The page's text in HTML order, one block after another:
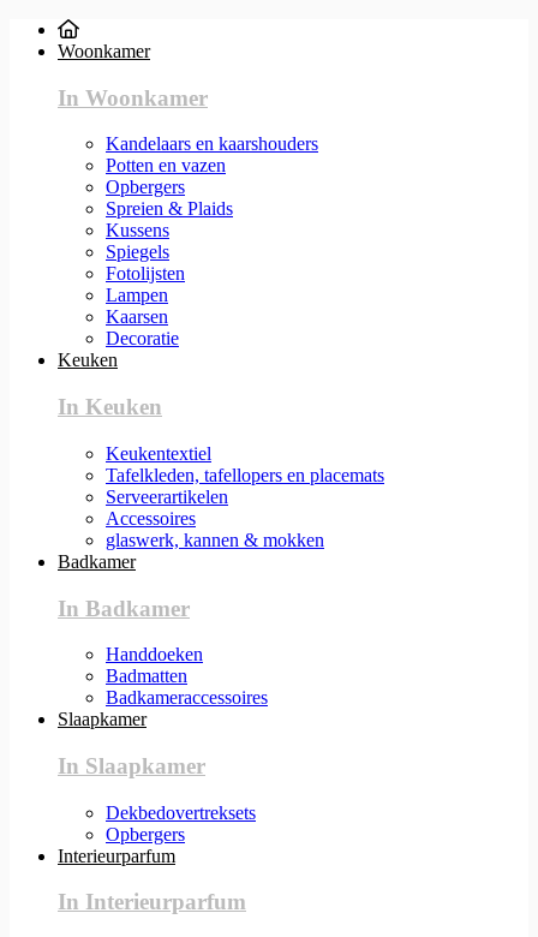
Woonkamer
In Woonkamer
Kandelaars en kaarshouders
Potten en vazen
Opbergers
Spreien & Plaids
Kussens
Spiegels
Fotolijsten
Lampen
Kaarsen
Decoratie
Keuken
In Keuken
Keukentextiel
Tafelkleden, tafellopers en placemats
Serveerartikelen
Accessoires
glaswerk, kannen & mokken
Badkamer
In Badkamer
Handdoeken
Badmatten
Badkameraccessoires
Slaapkamer
In Slaapkamer
Dekbedovertreksets
Opbergers
Interieurparfum
In Interieurparfum